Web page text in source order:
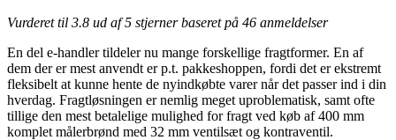
Vurderet til 3.8 ud af 5 stjerner baseret på 46 anmeldelser
En del e-handler tildeler nu mange forskellige fragtformer. En af
dem der er mest anvendt er p.t. pakkeshoppen, fordi det er ekstremt
fleksibelt at kunne hente de nyindkøbte varer når det passer ind i din
hverdag. Fragtløsningen er nemlig meget uproblematisk, samt ofte
tillige den mest betalelige mulighed for fragt ved køb af 400 mm
komplet målerbrønd med 32 mm ventilsæt og kontraventil.